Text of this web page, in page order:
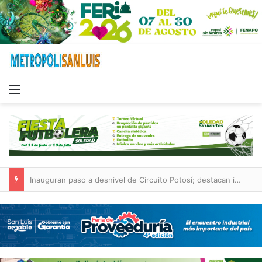
Inauguran paso a desnivel de Circuito Potosí; destacan impacto en la movilidad metropolitana